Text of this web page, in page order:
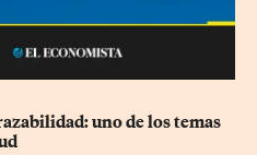
uno de los temas